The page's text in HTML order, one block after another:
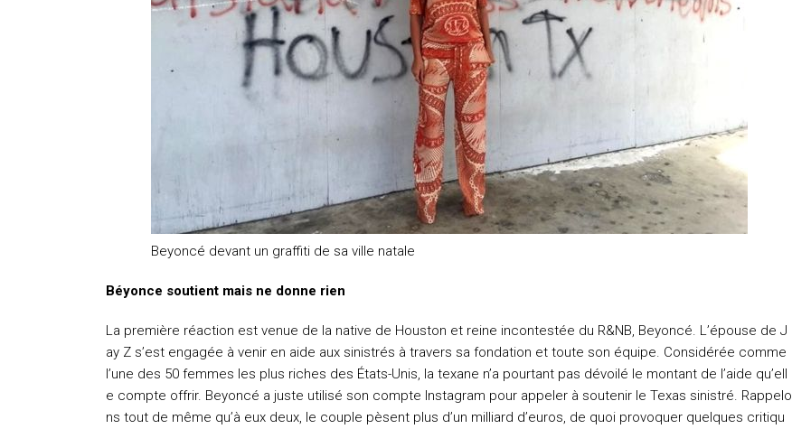
Beyoncé devant un graffiti de sa ville natale
Béyonce soutient mais ne donne rien
La première réaction est venue de la native de Houston et reine incontestée du R&NB, Beyoncé. L’épouse de J
ay Z s’est engagée à venir en aide aux sinistrés à travers sa fondation et toute son équipe. Considérée comme
l’une des 50 femmes les plus riches des États-Unis, la texane n’a pourtant pas dévoilé le montant de l’aide qu’ell
e compte offrir. Beyoncé a juste utilisé son compte Instagram pour appeler à soutenir le Texas sinistré. Rappelo
ns tout de même qu’à eux deux, le couple pèsent plus d’un milliard d’euros, de quoi provoquer quelques critiqu